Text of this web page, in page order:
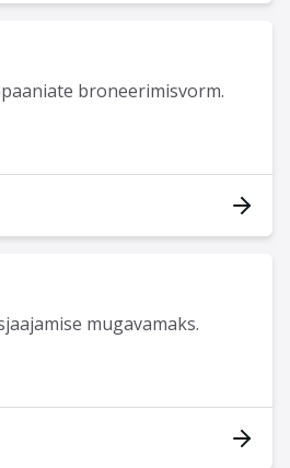
broneerimisvorm.
mugavamaks.